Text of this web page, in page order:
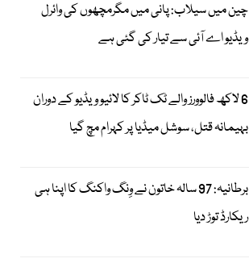
چین میں سیلاب: پانی میں مگرمچھوں کی وائرل
ویڈیو اے آئی سے تیار کی گئی ہے
6 لاکھ فالوورز والے ٹک ٹاکر کا لائیو ویڈیو کے دوران
بہیمانہ قتل، سوشل میڈیا پر کہرام مچ گیا
برطانیہ: 97 سالہ خاتون نے وِنگ واکنگ کا اپنا ہی
ریکارڈ توڑ دیا